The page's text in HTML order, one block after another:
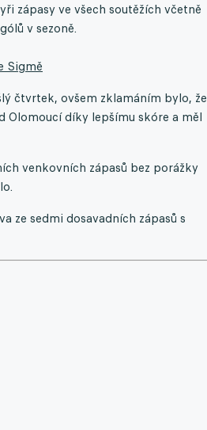
zápasy ve všech soutěžích včetně
v sezoně.
Sigmě
čtvrtek, ovšem zklamáním bylo, že
Olomoucí díky lepšímu skóre a měl
venkovních zápasů bez porážky
ze sedmi dosavadních zápasů s